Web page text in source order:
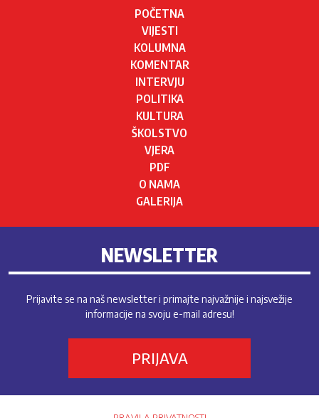
POČETNA
VIJESTI
KOLUMNA
KOMENTAR
INTERVJU
POLITIKA
KULTURA
ŠKOLSTVO
VJERA
PDF
O NAMA
GALERIJA
NEWSLETTER
Prijavite se na naš newsletter i primajte najvažnije i najsvežije
informacije na svoju e-mail adresu!
PRIJAVA